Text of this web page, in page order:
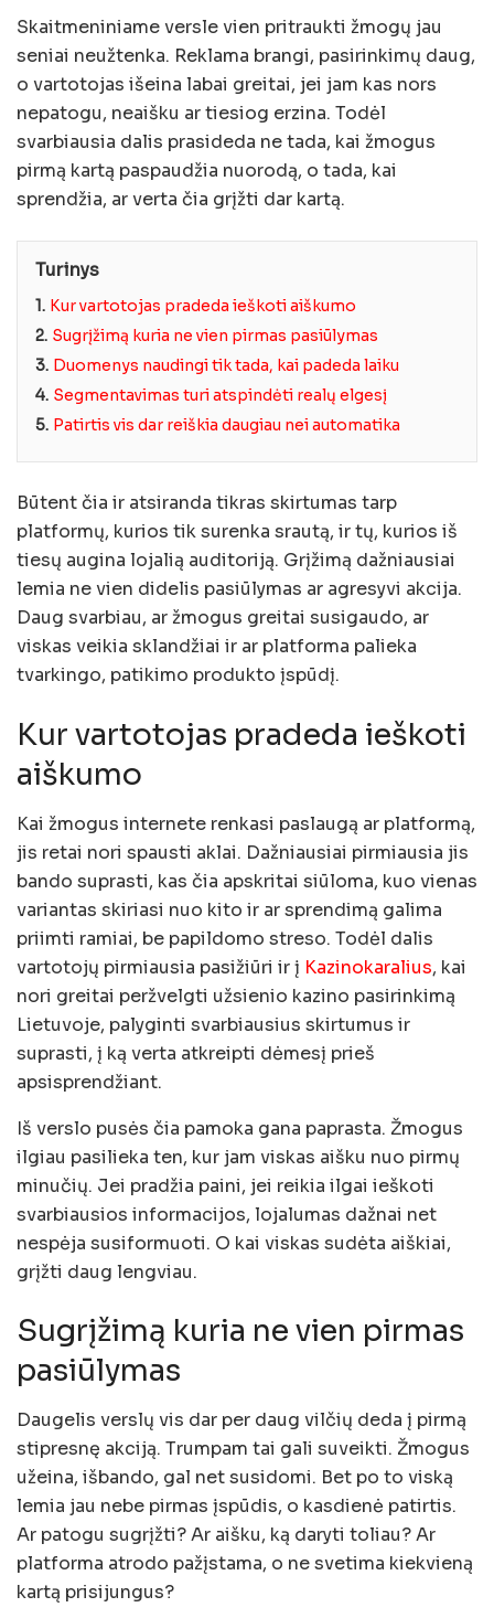
Skaitmeniniame versle vien pritraukti žmogų jau
seniai neužtenka. Reklama brangi, pasirinkimų daug,
o vartotojas išeina labai greitai, jei jam kas nors
nepatogu, neaišku ar tiesiog erzina. Todėl
svarbiausia dalis prasideda ne tada, kai žmogus
pirmą kartą paspaudžia nuorodą, o tada, kai
sprendžia, ar verta čia grįžti dar kartą.
Turinys
1. Kur vartotojas pradeda ieškoti aiškumo
2. Sugrįžimą kuria ne vien pirmas pasiūlymas
3. Duomenys naudingi tik tada, kai padeda laiku
4. Segmentavimas turi atspindėti realų elgesį
5. Patirtis vis dar reiškia daugiau nei automatika
Būtent čia ir atsiranda tikras skirtumas tarp
platformų, kurios tik surenka srautą, ir tų, kurios iš
tiesų augina lojalią auditoriją. Grįžimą dažniausiai
lemia ne vien didelis pasiūlymas ar agresyvi akcija.
Daug svarbiau, ar žmogus greitai susigaudo, ar
viskas veikia sklandžiai ir ar platforma palieka
tvarkingo, patikimo produkto įspūdį.
Kur vartotojas pradeda ieškoti
aiškumo
Kai žmogus internete renkasi paslaugą ar platformą,
jis retai nori spausti aklai. Dažniausiai pirmiausia jis
bando suprasti, kas čia apskritai siūloma, kuo vienas
variantas skiriasi nuo kito ir ar sprendimą galima
priimti ramiai, be papildomo streso. Todėl dalis
vartotojų pirmiausia pasižiūri ir į Kazinokaralius, kai
nori greitai peržvelgti užsienio kazino pasirinkimą
Lietuvoje, palyginti svarbiausius skirtumus ir
suprasti, į ką verta atkreipti dėmesį prieš
apsisprendžiant.
Iš verslo pusės čia pamoka gana paprasta. Žmogus
ilgiau pasilieka ten, kur jam viskas aišku nuo pirmų
minučių. Jei pradžia paini, jei reikia ilgai ieškoti
svarbiausios informacijos, lojalumas dažnai net
nespėja susiformuoti. O kai viskas sudėta aiškiai,
grįžti daug lengviau.
Sugrįžimą kuria ne vien pirmas
pasiūlymas
Daugelis verslų vis dar per daug vilčių deda į pirmą
stipresnę akciją. Trumpam tai gali suveikti. Žmogus
užeina, išbando, gal net susidomi. Bet po to viską
lemia jau nebe pirmas įspūdis, o kasdienė patirtis.
Ar patogu sugrįžti? Ar aišku, ką daryti toliau? Ar
platforma atrodo pažįstama, o ne svetima kiekvieną
kartą prisijungus?